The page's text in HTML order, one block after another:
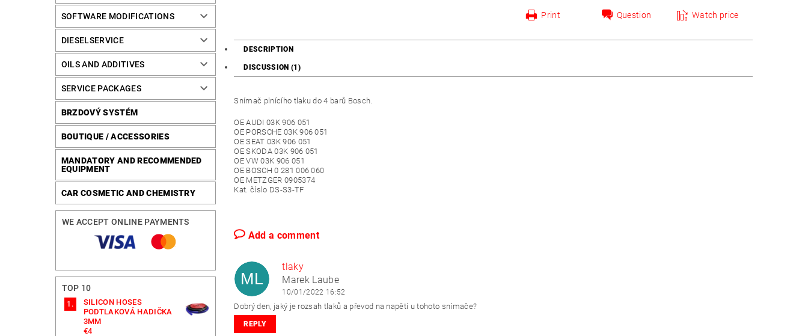
SOFTWARE MODIFICATIONS
DIESELSERVICE
OILS AND ADDITIVES
SERVICE PACKAGES
BRZDOVÝ SYSTÉM
BOUTIQUE / ACCESSORIES
MANDATORY AND RECOMMENDED
EQUIPMENT
CAR COSMETIC AND CHEMISTRY
WE ACCEPT ONLINE PAYMENTS
TOP 10
SILICON HOSES
PODTLAKOVÁ HADIČKA
3MM
€4
Print Question Watch price
DESCRIPTION
DISCUSSION (1)
Snímač plnícího tlaku do 4 barů Bosch.
OE AUDI 03K 906 051
OE PORSCHE 03K 906 051
OE SEAT 03K 906 051
OE SKODA 03K 906 051
OE VW 03K 906 051
OE BOSCH 0 281 006 060
OE METZGER 0905374
Kat. číslo DS-S3-TF
Add a comment
ML
tlaky
Marek Laube
10/01/2022 16:52
Dobrý den, jaký je rozsah tlaků a převod na napětí u tohoto snímače?
REPLY